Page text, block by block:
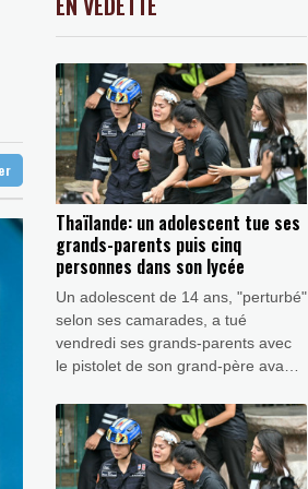
prévient le chef de la
du touriste franco-argentin
-0.41%
0.46% 4322.09 €
Thaïlande: un adolescent tue ses
grands-parents puis cinq
personnes dans son lycée
Un adolescent de 14 ans, "perturbé"
selon ses camarades, a tué
vendredi ses grands-parents avec
le pistolet de son grand-père avant
son lycée, près de Bangkok, a
indiqué la police thaïlandaise.